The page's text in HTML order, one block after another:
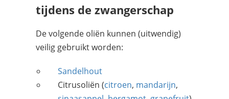
tijdens de zwangerschap
De volgende oliën kunnen (uitwendig)
veilig gebruikt worden:
Sandelhout
Citrusoliën (citroen, mandarijn,